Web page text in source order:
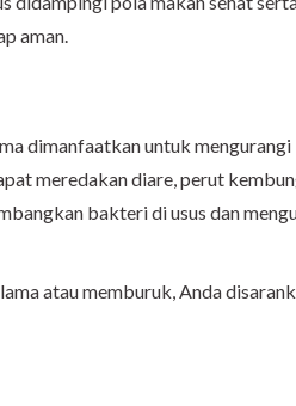
aman.
dimanfaatkan untuk
meredakan diare, perut
bakteri di usus dan
atau memburuk, Anda